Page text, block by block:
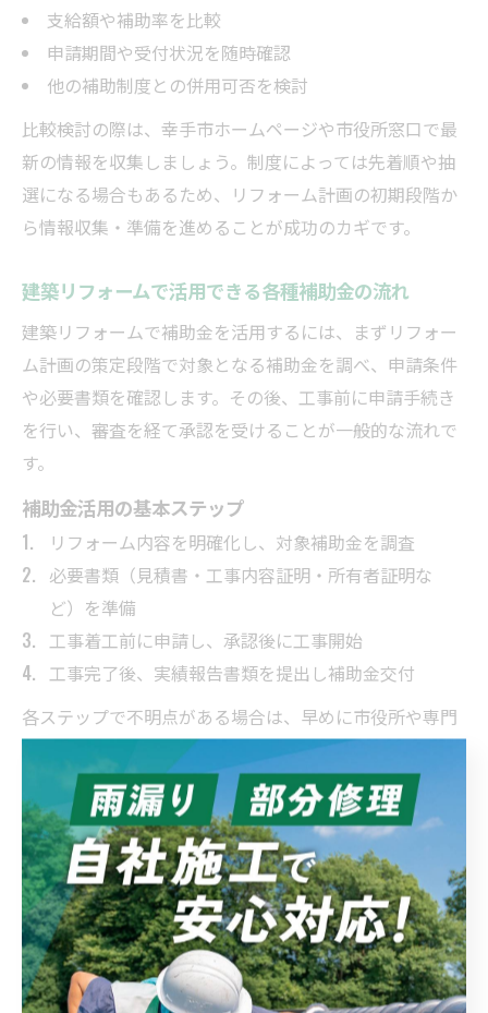
支給額や補助率を比較
申請期間や受付状況を随時確認
他の補助制度との併用可否を検討
比較検討の際は、幸手市ホームページや市役所窓口で最
新の情報を収集しましょう。制度によっては先着順や抽
選になる場合もあるため、リフォーム計画の初期段階か
ら情報収集・準備を進めることが成功のカギです。
建築リフォームで活用できる各種補助金の流れ
建築リフォームで補助金を活用するには、まずリフォー
ム計画の策定段階で対象となる補助金を調べ、申請条件
や必要書類を確認します。その後、工事前に申請手続き
を行い、審査を経て承認を受けることが一般的な流れで
す。
補助金活用の基本ステップ
リフォーム内容を明確化し、対象補助金を調査
必要書類（見積書・工事内容証明・所有者証明な
ど）を準備
工事着工前に申請し、承認後に工事開始
工事完了後、実績報告書類を提出し補助金交付
各ステップで不明点がある場合は、早めに市役所や専門
業者に相談するとトラブル防止につながります。補助金
の活用は、予算内で満足度の高いリフォームを実現する
有効な手段です。
建築リフォーム予算最適化のポイント
紹介